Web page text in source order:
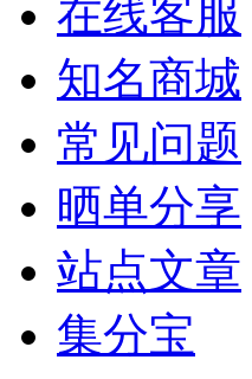
在线客服
知名商城
常见问题
晒单分享
站点文章
集分宝